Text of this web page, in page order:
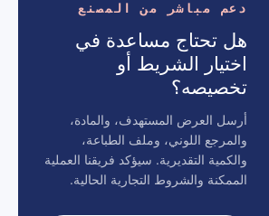
دعم مباشر من المصنع
هل تحتاج مساعدة في
اختيار الشريط أو
تخصيصه؟
أرسل العرض المستهدف، والمادة،
والمرجع اللوني، وملف الطباعة،
والكمية التقديرية. سيؤكد فريقنا العملية
الممكنة والشروط التجارية الحالية.